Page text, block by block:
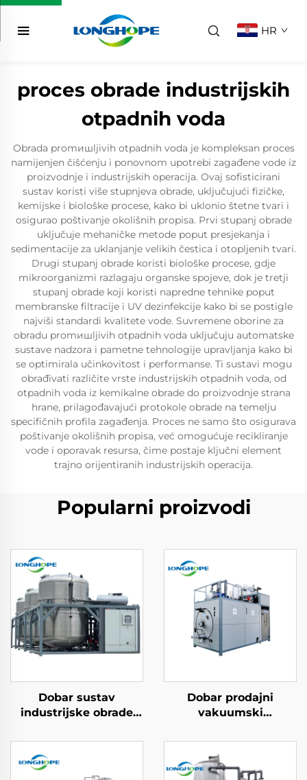
HR
proces obrade industrijskih
otpadnih voda
Obrada promишljivih otpadnih voda je kompleksan proces
namijenjen čišćenju i ponovnom upotrebi zagađene vode iz
proizvodnje i industrijskih operacija. Ovaj sofisticirani
sustav koristi više stupnjeva obrade, uključujući fizičke,
kemijske i biološke procese, kako bi uklonio štetne tvari i
osigurao poštivanje okolišnih propisa. Prvi stupanj obrade
uključuje mehaničke metode poput presjekanja i
sedimentacije za uklanjanje velikih čestica i otopljenih tvari.
Drugi stupanj obrade koristi biološke procese, gdje
mikroorganizmi razlagaju organske spojeve, dok je tretji
stupanj obrade koji koristi napredne tehnike poput
membranske filtracije i UV dezinfekcije kako bi se postigle
najviši standardi kvalitete vode. Suvremene oborine za
obradu promишljivih otpadnih voda uključuju automatske
sustave nadzora i pametne tehnologije upravljanja kako bi
se optimirala učinkovitost i performanse. Ti sustavi mogu
obrađivati različite vrste industrijskih otpadnih voda, od
otpadnih voda iz kemikalne obrade do proizvodnje strana
hrane, prilagođavajući protokole obrade na temelju
specifičnih profila zagađenja. Proces ne samo što osigurava
poštivanje okolišnih propisa, već omogućuje recikliranje
vode i oporavak resursa, čime postaje ključni element
trajno orijentiranih industrijskih operacija.
Popularni proizvodi
Dobar sustav
industrijske obrade
za vakuum ZLD
koncentraciju
recikliranje otpadnih
Dobar prodajni
vakuumski
niskim potrošnjom za
evaporaciju i
kristalizaciju za